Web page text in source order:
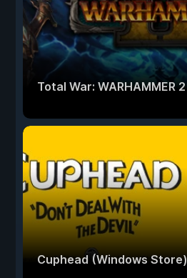
Total War: WARHAMMER 2
Cuphead (Windows Store)